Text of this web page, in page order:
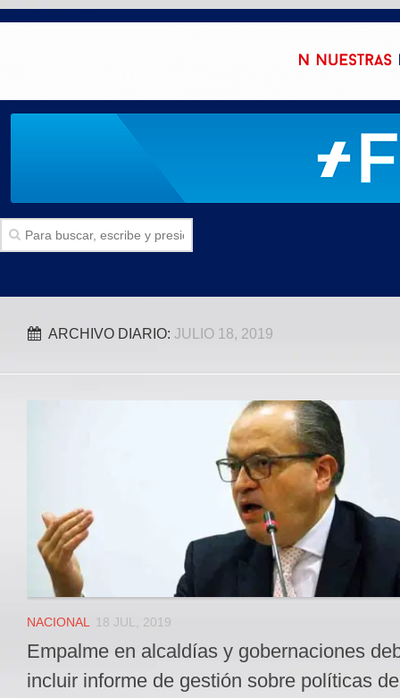
SECCIONES
Politica
REGIONAL
DEPARTAMENTAL
Internacional
facebook
ARCHIVO DIARIO: JULIO 18, 2019
NACIONAL 18 JUL, 2019
Empalme en alcaldías y gobernaciones
incluir informe de gestión sobre políticas de